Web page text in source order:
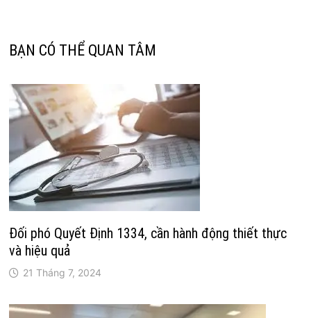
BẠN CÓ THỂ QUAN TÂM
Đối phó Quyết Định 1334, cần hành động thiết thực
và hiệu quả
21 Tháng 7, 2024